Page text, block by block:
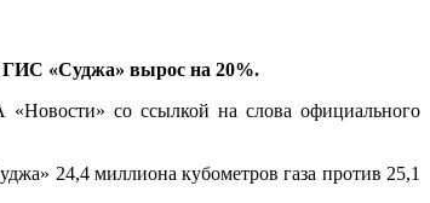
ГИС «Суджа» вырос на 20%.
со ссылкой на слова официального
24,4 миллиона кубометров газа против 25,1